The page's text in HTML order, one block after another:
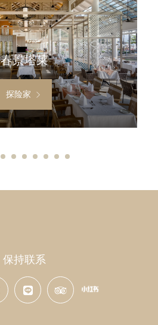
春景塔莱
探险家
保持联系